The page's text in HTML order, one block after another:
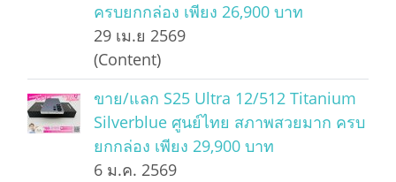
ครบยกกล่อง เพียง 26,900 บาท
29 เม.ย 2569
(Content)
ขาย/แลก S25 Ultra 12/512 Titanium
Silverblue ศูนย์ไทย สภาพสวยมาก ครบ
ยกกล่อง เพียง 29,900 บาท
6 ม.ค. 2569